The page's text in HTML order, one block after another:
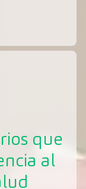
que
al